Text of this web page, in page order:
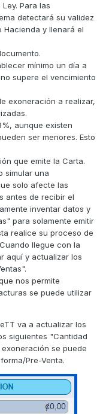
Para las
detectará su validez
y llenará el
mínimo un día a
supere el vencimiento
exoneración a realizar,
aunque existen
ser menores. Esto
que emite la Carta.
simular una
solo afecte las
antes de recibir el
inventar datos y
para solamente emitir
realice su proceso de
llegue con la
aquí y actualizar los
nos permite
se puede utilizar
va a actualizar los
siguientes "Cantidad
se puede
Pre-Venta.